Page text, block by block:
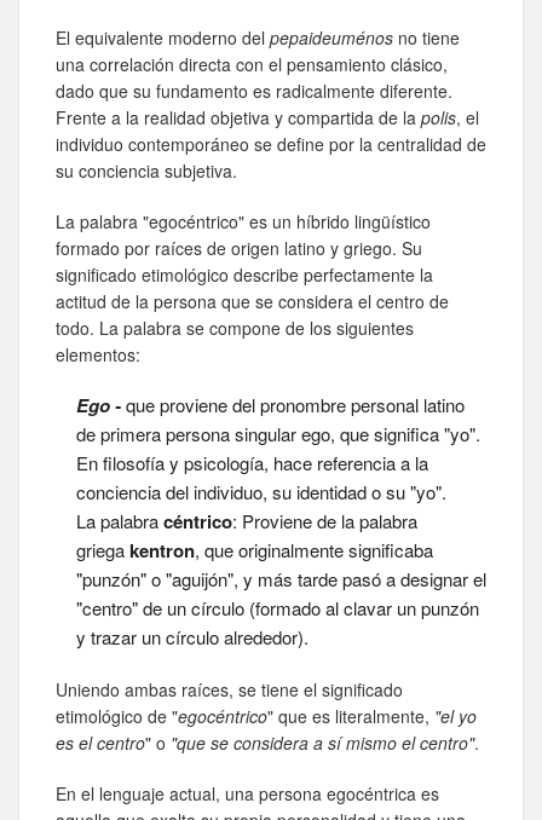
El equivalente moderno del pepaideuménos no tiene
una correlación directa con el pensamiento clásico,
dado que su fundamento es radicalmente diferente.
Frente a la realidad objetiva y compartida de la polis, el
individuo contemporáneo se define por la centralidad de
su conciencia subjetiva.
La palabra "egocéntrico" es un híbrido lingüístico
formado por raíces de origen latino y griego. Su
significado etimológico describe perfectamente la
actitud de la persona que se considera el centro de
todo. La palabra se compone de los siguientes
elementos:
Ego -que proviene del pronombre personal latino
de primera persona singular ego, que significa "yo".
En filosofía y psicología, hace referencia a la
conciencia del individuo, su identidad o su "yo".
La palabracéntrico: Proviene de la palabra
griegakentron, que originalmente significaba
"punzón" o "aguijón", y más tarde pasó a designar el
"centro" de un círculo (formado al clavar un punzón
y trazar un círculo alrededor).
Uniendo ambas raíces, se tiene el significado
etimológico de "egocéntrico" que es literalmente, "el yo
es el centro" o "que se considera a sí mismo el centro".
En el lenguaje actual, una persona egocéntrica es